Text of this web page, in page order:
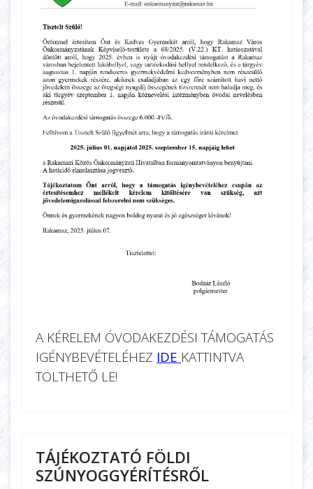
A KÉRELEM ÓVODAKEZDÉSI TÁMOGATÁS
IGÉNYBEVÉTELÉHEZ IDE KATTINTVA
TÖLTHETŐ LE!
TÁJÉKOZTATÓ FÖLDI
SZÚNYOGGYÉRÍTÉSRŐL